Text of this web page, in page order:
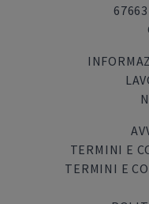
TERMINI E
TERMINI E